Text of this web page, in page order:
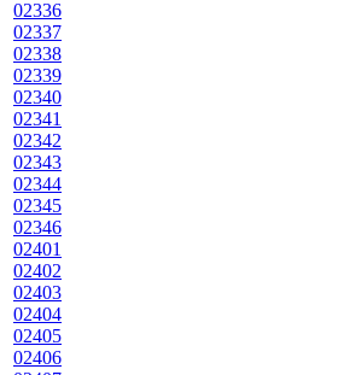
02336
02337
02338
02339
02340
02341
02342
02343
02344
02345
02346
02401
02402
02403
02404
02405
02406